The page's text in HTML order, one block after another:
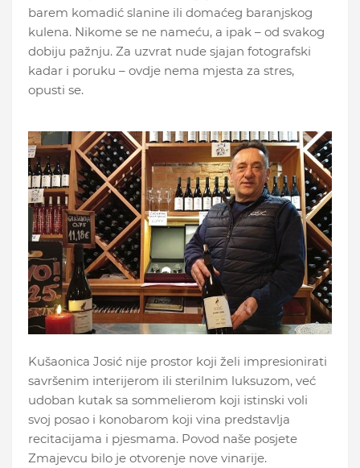
barem komadić slanine ili domaćeg baranjskog
kulena. Nikome se ne nameću, a ipak – od svakog
dobiju pažnju. Za uzvrat nude sjajan fotografski
kadar i poruku – ovdje nema mjesta za stres,
opusti se.
Kušaonica Josić nije prostor koji želi impresionirati
savršenim interijerom ili sterilnim luksuzom, već
udoban kutak sa sommelierom koji istinski voli
svoj posao i konobarom koji vina predstavlja
recitacijama i pjesmama. Povod naše posjete
Zmajevcu bilo je otvorenje nove vinarije.